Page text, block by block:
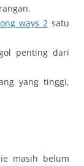
ways 2 satu
penting dari
yang tinggi,
masih belum